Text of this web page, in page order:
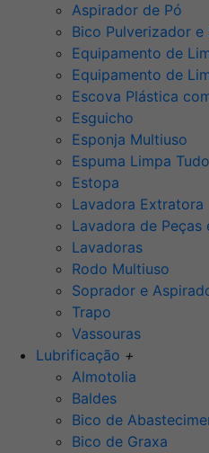
Aspirador de Pó
Bico Pulverizador e
Equipamento de
Equipamento de
Escova Plástica
Esguicho
Esponja Multiuso
Espuma Limpa Tudo
Estopa
Lavadora Extratora
Lavadora de Peças
Lavadoras
Rodo Multiuso
Soprador e
Trapo
Vassouras
Lubrificação +
Almotolia
Baldes
Bico de
Bico de Graxa